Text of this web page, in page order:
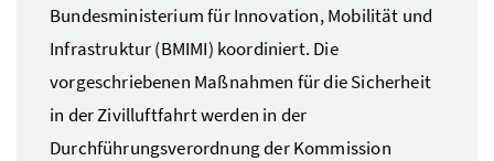
Bundesministerium für Innovation, Mobilität und
Infrastruktur (BMIMI) koordiniert. Die
vorgeschriebenen Maßnahmen für die Sicherheit
in der Zivilluftfahrt werden in der
Durchführungsverordnung der Kommission